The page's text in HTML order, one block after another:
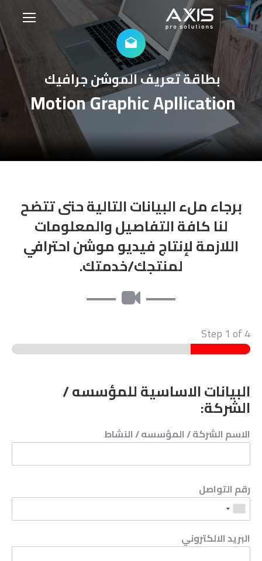
بطاقة تعريف الموشن جرافيك|
Motion Graphic Apllication
|
برجاء ملء البيانات التالية حتى تتضح
لنا كافة التفاصيل والمعلومات
اللازمة لإنتاج فيديو موشن احترافي
لمنتجك/خدمتك.
Step 1 of 4
البيانات الاساسية للمؤسسه /
الشركة:
الاسم الشركة / المؤسسه / النشاط
رقم التواصل
البريد الالكتروني